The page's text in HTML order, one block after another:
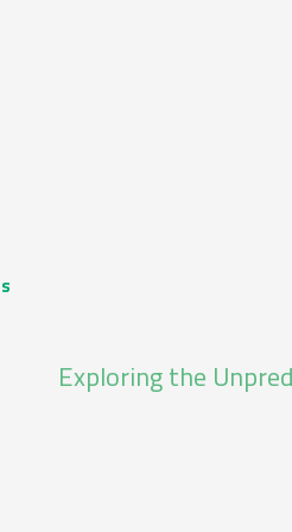
Exploring the